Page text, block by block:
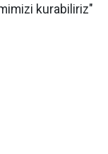
kurabiliriz"